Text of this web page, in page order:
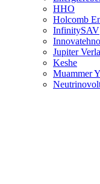
HHO
Holcomb
InfinitySAV
Jupiter
Keshe
Muammer